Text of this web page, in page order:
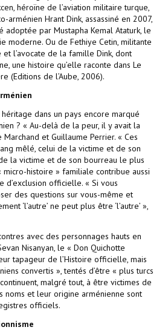
héroïne de l’aviation militaire turque,
arménien Hrant Dink, assassiné en 2007,
adoptée par Mustapha Kemal Ataturk, le
moderne. Ou de Fethiye Cetin, militante
l’avocate de la famille Dink, dont
une histoire qu’elle raconte dans Le
(Editions de l’Aube, 2006).
dans un pays encore marqué
? « Au-delà de la peur, il y avait la
et Guillaume Perrier. « Ces
mêlé, celui de la victime et de son
la victime et de son bourreau le plus
micro-histoire » familiale contribue aussi
d’exclusion officielle. « Si vous
des questions sur vous-même et
‘l’autre’ ne peut plus être ‘l’autre’ »,
avec des personnages hauts en
Nisanyan, le « Don Quichotte
tapageur de l’Histoire officielle, mais
convertis », tentés d’être « plus turcs
malgré tout, à être victimes de
noms et leur origine arménienne sont
officiels.